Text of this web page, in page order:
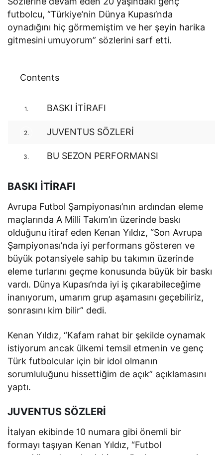
futbolcu, “Türkiye’nin Dünya Kupası’nda
oynadığını hiç görmemiştim ve her şeyin harika
gitmesini umuyorum” sözlerini sarf etti.
Contents
1. BASKI İTİRAFI
2. JUVENTUS SÖZLERİ
3. BU SEZON PERFORMANSI
BASKI İTİRAFI
Avrupa Futbol Şampiyonası’nın ardından eleme
maçlarında A Milli Takım’ın üzerinde baskı
olduğunu itiraf eden Kenan Yıldız, “Son Avrupa
Şampiyonası’nda iyi performans gösteren ve
büyük potansiyele sahip bu takımın üzerinde
eleme turlarını geçme konusunda büyük bir baskı
vardı. Dünya Kupası’nda iyi iş çıkarabileceğime
inanıyorum, umarım grup aşamasını geçebiliriz,
sonrasını kim bilir” dedi.
Kenan Yıldız, “Kafam rahat bir şekilde oynamak
istiyorum ancak ülkemi temsil etmenin ve genç
Türk futbolcular için bir idol olmanın
sorumluluğunu hissettiğim de açık” açıklamasını
yaptı.
JUVENTUS SÖZLERİ
İtalyan ekibinde 10 numara gibi önemli bir
formayı taşıyan Kenan Yıldız, “Futbol